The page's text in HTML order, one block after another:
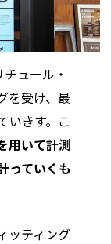
チュール・
を受け、最
いきす。こ
用いて計測
っていくも
ッティング